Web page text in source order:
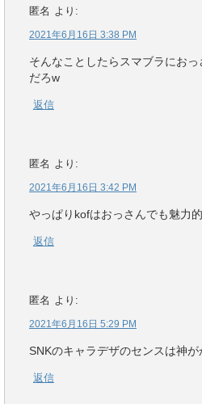
匿名 より:
2021年6月16日 3:38 PM
そんなことしたらスマブラにお
だろw
返信
匿名 より:
2021年6月16日 3:42 PM
やっぱりkofはおっさんでも魅力
返信
匿名 より:
2021年6月16日 5:29 PM
SNKのキャラデザのセンスは神が
返信